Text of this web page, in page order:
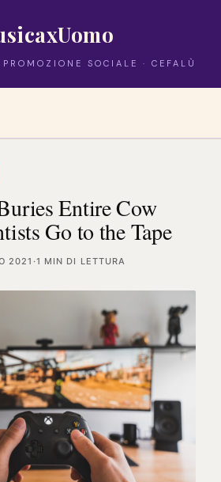
SOCIALE · CEFALÙ
Entire Cow
Go to the Tape
2021 ·1 MIN DI LETTURA